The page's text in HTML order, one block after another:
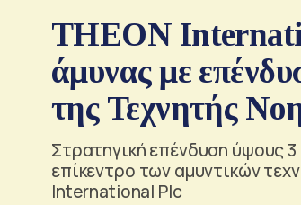
THEON
άμυνας με
της Τεχνητής
Στρατηγική επένδυση ύψους
επίκεντρο των αμυντικών
International Plc